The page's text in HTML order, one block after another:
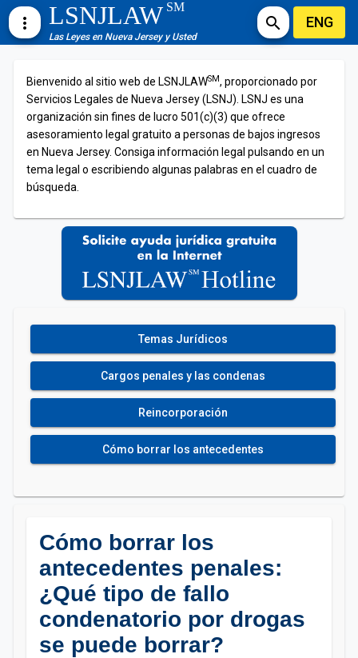
more_vert LSNJLAWSM
Las Leyes en Nueva Jersey y Usted
search ENG
Bienvenido al sitio web de LSNJLAWSM, proporcionado por
Servicios Legales de Nueva Jersey (LSNJ). LSNJ es una
organización sin fines de lucro 501(c)(3) que ofrece
asesoramiento legal gratuito a personas de bajos ingresos
en Nueva Jersey. Consiga información legal pulsando en un
tema legal o escribiendo algunas palabras en el cuadro de
búsqueda.
Temas Jurídicos
Cargos penales y las condenas
Reincorporación
Cómo borrar los antecedentes
Cómo borrar los
antecedentes penales:
¿Qué tipo de fallo
condenatorio por drogas
se puede borrar?